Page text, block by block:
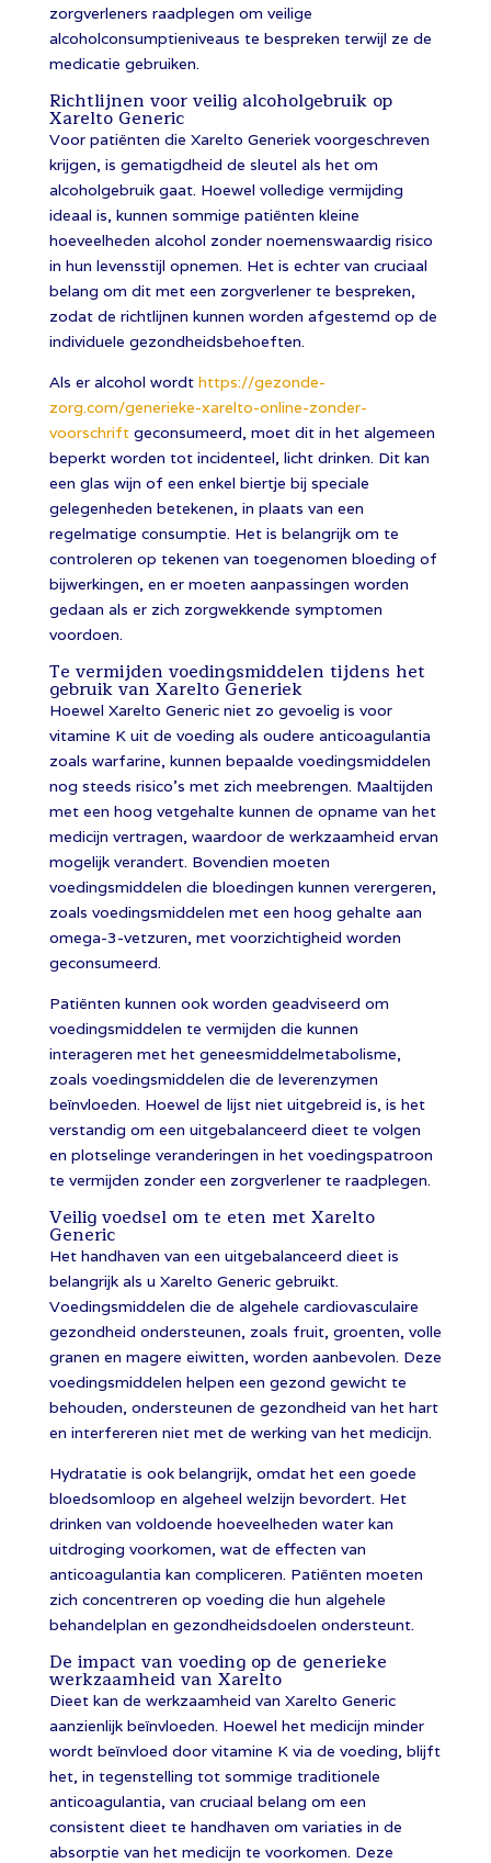
zorgverleners raadplegen om veilige
alcoholconsumptieniveaus te bespreken terwijl ze de
medicatie gebruiken.
Richtlijnen voor veilig alcoholgebruik op
Xarelto Generic
Voor patiënten die Xarelto Generiek voorgeschreven
krijgen, is gematigdheid de sleutel als het om
alcoholgebruik gaat. Hoewel volledige vermijding
ideaal is, kunnen sommige patiënten kleine
hoeveelheden alcohol zonder noemenswaardig risico
in hun levensstijl opnemen. Het is echter van cruciaal
belang om dit met een zorgverlener te bespreken,
zodat de richtlijnen kunnen worden afgestemd op de
individuele gezondheidsbehoeften.
Als er alcohol wordt https://gezonde-
zorg.com/generieke-xarelto-online-zonder-
voorschriftgeconsumeerd, moet dit in het algemeen
beperkt worden tot incidenteel, licht drinken. Dit kan
een glas wijn of een enkel biertje bij speciale
gelegenheden betekenen, in plaats van een
regelmatige consumptie. Het is belangrijk om te
controleren op tekenen van toegenomen bloeding of
bijwerkingen, en er moeten aanpassingen worden
gedaan als er zich zorgwekkende symptomen
voordoen.
Te vermijden voedingsmiddelen tijdens het
gebruik van Xarelto Generiek
Hoewel Xarelto Generic niet zo gevoelig is voor
vitamine K uit de voeding als oudere anticoagulantia
zoals warfarine, kunnen bepaalde voedingsmiddelen
nog steeds risico’s met zich meebrengen. Maaltijden
met een hoog vetgehalte kunnen de opname van het
medicijn vertragen, waardoor de werkzaamheid ervan
mogelijk verandert. Bovendien moeten
voedingsmiddelen die bloedingen kunnen verergeren,
zoals voedingsmiddelen met een hoog gehalte aan
omega-3-vetzuren, met voorzichtigheid worden
geconsumeerd.
Patiënten kunnen ook worden geadviseerd om
voedingsmiddelen te vermijden die kunnen
interageren met het geneesmiddelmetabolisme,
zoals voedingsmiddelen die de leverenzymen
beïnvloeden. Hoewel de lijst niet uitgebreid is, is het
verstandig om een ​​uitgebalanceerd dieet te volgen
en plotselinge veranderingen in het voedingspatroon
te vermijden zonder een zorgverlener te raadplegen.
Veilig voedsel om te eten met Xarelto
Generic
Het handhaven van een uitgebalanceerd dieet is
belangrijk als u Xarelto Generic gebruikt.
Voedingsmiddelen die de algehele cardiovasculaire
gezondheid ondersteunen, zoals fruit, groenten, volle
granen en magere eiwitten, worden aanbevolen. Deze
voedingsmiddelen helpen een gezond gewicht te
behouden, ondersteunen de gezondheid van het hart
en interfereren niet met de werking van het medicijn.
Hydratatie is ook belangrijk, omdat het een goede
bloedsomloop en algeheel welzijn bevordert. Het
drinken van voldoende hoeveelheden water kan
uitdroging voorkomen, wat de effecten van
anticoagulantia kan compliceren. Patiënten moeten
zich concentreren op voeding die hun algehele
behandelplan en gezondheidsdoelen ondersteunt.
De impact van voeding op de generieke
werkzaamheid van Xarelto
Dieet kan de werkzaamheid van Xarelto Generic
aanzienlijk beïnvloeden. Hoewel het medicijn minder
wordt beïnvloed door vitamine K via de voeding, blijft
het, in tegenstelling tot sommige traditionele
anticoagulantia, van cruciaal belang om een ​​
consistent dieet te handhaven om variaties in de
absorptie van het medicijn te voorkomen. Deze